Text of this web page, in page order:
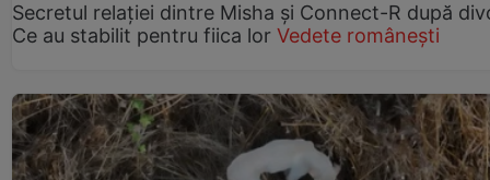
Secretul relației dintre Misha și Connect-R după
Ce au stabilit pentru fiica lor Vedete românești